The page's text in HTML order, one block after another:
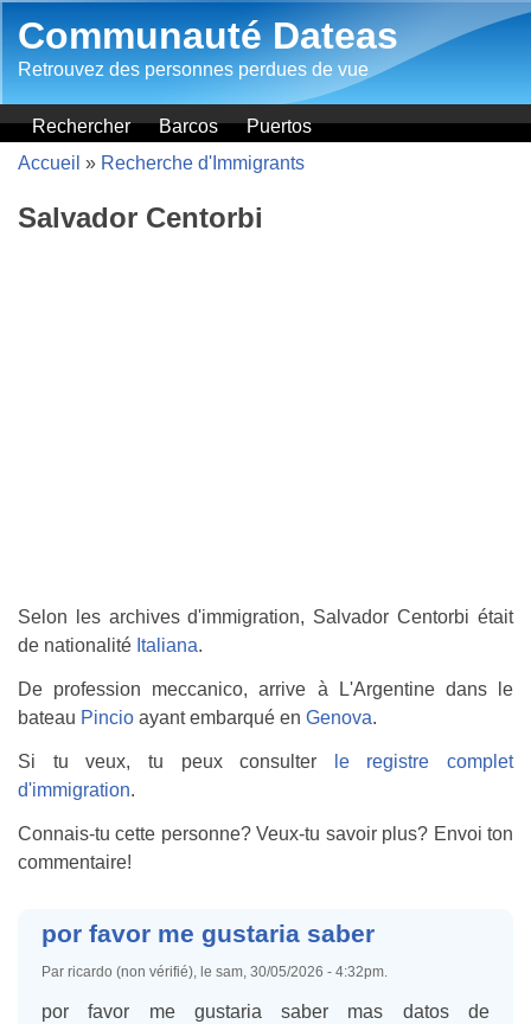
Communauté Dateas
Retrouvez des personnes perdues de vue
Rechercher Barcos
Puertos
Accueil » Recherche d'Immigrants
Salvador Centorbi
Selon les archives d'immigration, Salvador Centorbi était
de nationalité Italiana.
De profession meccanico, arrive à L'Argentine dans le
bateau Pincio ayant embarqué en Genova.
Si tu veux, tu peux consulter
le registre complet
d'immigration.
Connais-tu cette personne? Veux-tu savoir plus? Envoi ton
commentaire!
por favor me gustaria saber
Par ricardo (non vérifié), le sam, 30/05/2026 - 4:32pm.
por favor me gustaria saber mas datos de